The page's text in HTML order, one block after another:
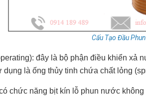
Cấu Tạo Đầu
đây là bộ phận điều khiển
là ống thủy tinh chứa chất lỏng
chức năng bịt kín lỗ phun nước